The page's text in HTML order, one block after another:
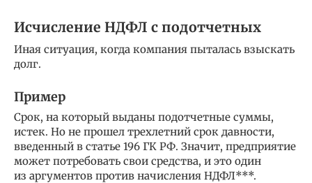
Исчисление НДФЛ с подотчетных
Иная ситуация, когда компания пыталась взыскать
долг.
Пример
Срок, на который выданы подотчетные суммы,
истек. Но не прошел трехлетний срок давности,
введенный в статье 196 ГК РФ. Значит, предприятие
может потребовать свои средства, и это один
из аргументов против начисления НДФЛ***.